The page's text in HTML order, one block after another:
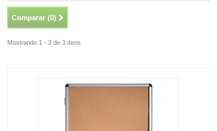
Comparar (0)
Mostrando 1 - 3 de 3 itens